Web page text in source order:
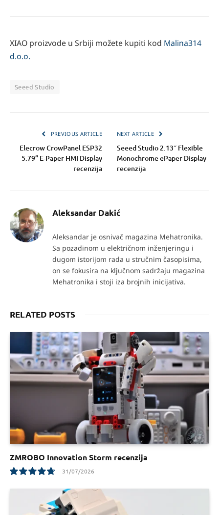
XIAO proizvode u Srbiji možete kupiti kod Malina314
d.o.o.
Seeed Studio
PREVIOUS ARTICLE
Elecrow CrowPanel ESP32
5.79” E-Paper HMI Display
recenzija
NEXT ARTICLE
Seeed Studio 2.13″ Flexible
Monochrome ePaper Display
recenzija
Aleksandar Dakić
Aleksandar je osnivač magazina Mehatronika.
Sa pozadinom u električnom inženjeringu i
dugom istorijom rada u stručnim časopisima,
on se fokusira na ključnom sadržaju magazina
Mehatronika i stoji iza brojnih inicijativa.
RELATED POSTS
ZMROBO Innovation Storm recenzija
9.5
31/07/2026